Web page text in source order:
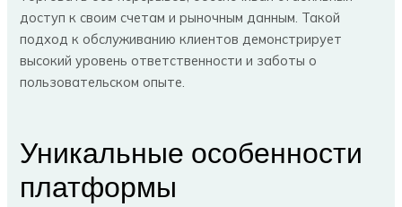
доступ к своим счетам и рыночным данным. Такой
подход к обслуживанию клиентов демонстрирует
высокий уровень ответственности и заботы о
пользовательском опыте.
Уникальные особенности
платформы